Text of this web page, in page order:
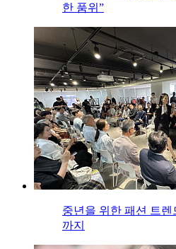
한 품위”
중년을 위한 패션 트
까지